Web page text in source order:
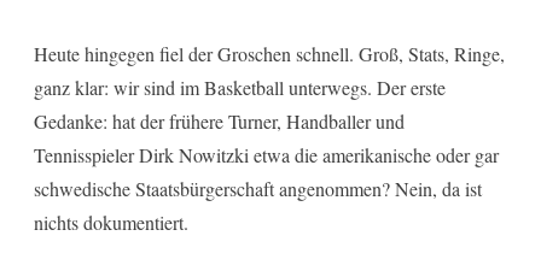
Heute hingegen fiel der Groschen schnell. Groß, Stats, Ringe,
ganz klar: wir sind im Basketball unterwegs. Der erste
Gedanke: hat der frühere Turner, Handballer und
Tennisspieler Dirk Nowitzki etwa die amerikanische oder gar
schwedische Staatsbürgerschaft angenommen? Nein, da ist
nichts dokumentiert.